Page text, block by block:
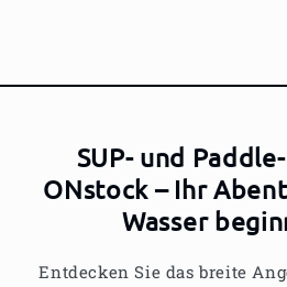
SUP- und
ONstock – Ihr
Wasser
Entdecken Sie das breite